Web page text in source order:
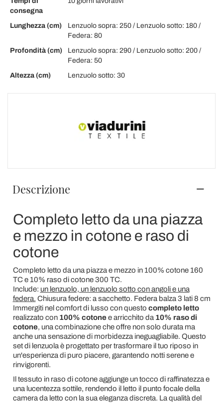
consegna
Lunghezza (cm)
Lenzuolo sopra: 250 / Lenzuolo sotto: 180 /
Federa: 80
Profondità (cm)
Lenzuolo sopra: 290 / Lenzuolo sotto: 200 /
Federa: 50
Altezza (cm)
Lenzuolo sotto: 30
Descrizione
Completo letto da una piazza
e mezzo in cotone e raso di
cotone
Completo letto da una piazza e mezzo in 100% cotone 160
TC e 10% raso di cotone 300 TC.
Include: un lenzuolo, un lenzuolo sotto con angoli e una
federa. Chiusura federe: a sacchetto. Federa balza 3 lati 8 cm
Immergiti nel comfort di lusso con questo completo letto
realizzato con 100% cotonee arricchito da 10% raso di
cotone, una combinazione che offre non solo durata ma
anche una sensazione di morbidezza ineguagliabile. Questo
set di lenzuola è progettato per trasformare il tuo riposo in
un'esperienza di puro piacere, garantendo notti serene e
rinvigorenti.
Il tessuto in raso di cotone aggiunge un tocco di raffinatezza e
una lucentezza sottile, rendendo il letto il punto focale della
camera da letto con la sua eleganza discreta. La qualità del